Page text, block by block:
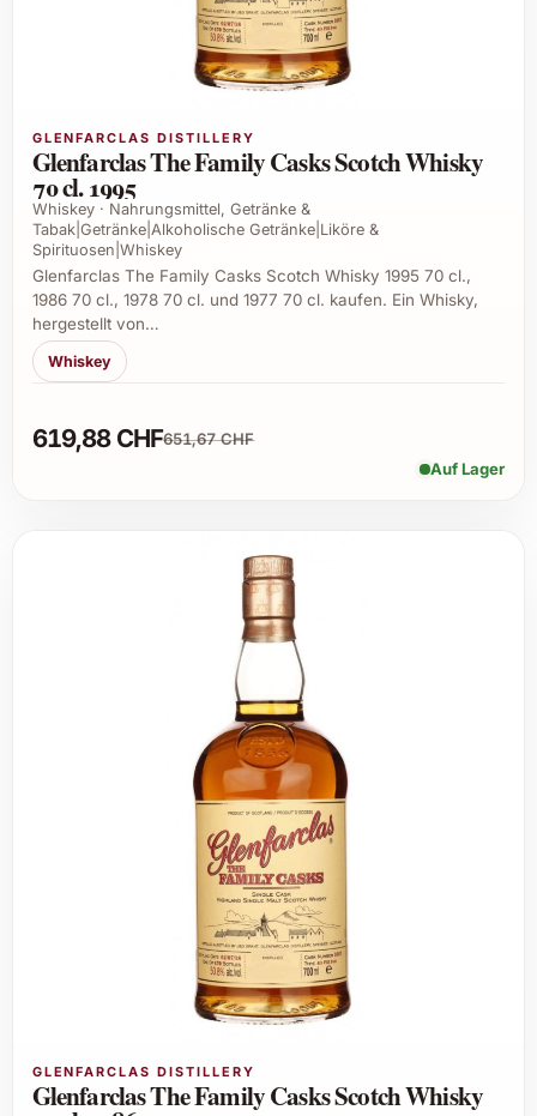
GLENFARCLAS DISTILLERY
Glenfarclas The Family Casks Scotch Whisky
70 cl. 1995
Whiskey · Nahrungsmittel, Getränke &
Tabak|Getränke|Alkoholische Getränke|Liköre &
Spirituosen|Whiskey
Glenfarclas The Family Casks Scotch Whisky 1995 70 cl.,
1986 70 cl., 1978 70 cl. und 1977 70 cl. kaufen. Ein Whisky,
hergestellt von…
Whiskey
619,88 CHF651,67 CHF
Auf Lager
GLENFARCLAS DISTILLERY
Glenfarclas The Family Casks Scotch Whisky